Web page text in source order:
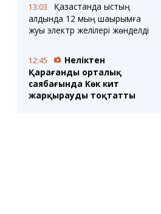
13:03
Қазақстанда қыстың
алдында 12 мың шақырымға
жуық электр желілері жөнделді
12:45
Неліктен
Қарағанды орталық
саябағында Көк кит
жарқырауды тоқтатты